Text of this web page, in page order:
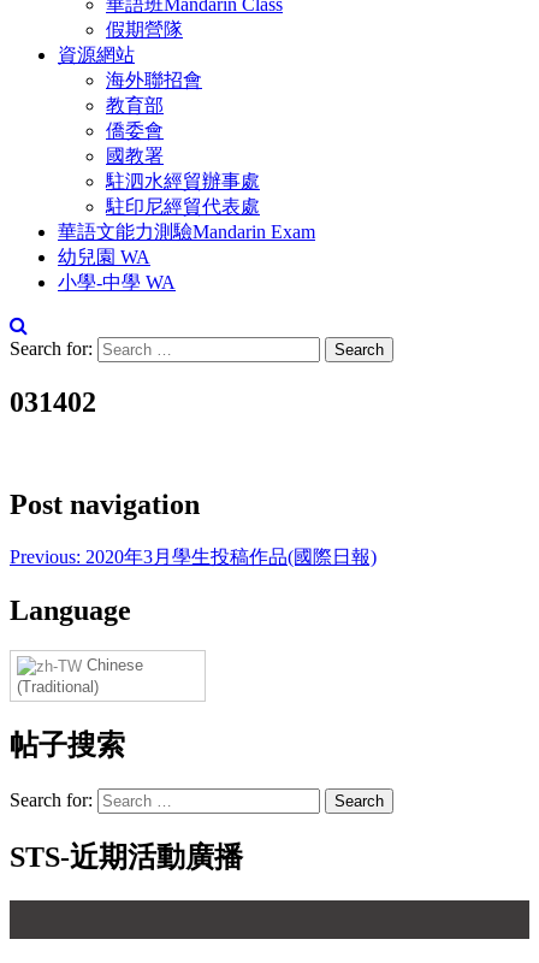
華語班Mandarin Class
假期營隊
資源網站
海外聯招會
教育部
僑委會
國教署
駐泗水經貿辦事處
駐印尼經貿代表處
華語文能力測驗Mandarin Exam
幼兒園 WA
小學-中學 WA
Search for:
031402
Post navigation
Previous: 2020年3月學生投稿作品(國際日報)
Language
Chinese
(Traditional)
帖子搜索
Search for:
STS-近期活動廣播